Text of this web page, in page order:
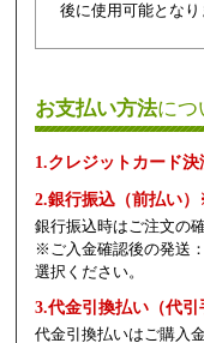
後に使用可能となり
お支払い方法につ
1.クレジットカード決
2.銀行振込（前払い
銀行振込時はご注文の
※ご入金確認後の発送
選択ください。
3.代金引換払い（代引
代金引換払いはご購入